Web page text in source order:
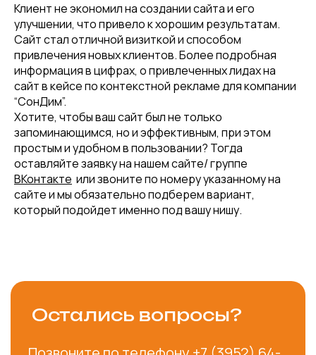
Клиент не экономил на создании сайта и его
улучшении, что привело к хорошим результатам.
Сайт стал отличной визиткой и способом
привлечения новых клиентов. Более подробная
информация в цифрах, о привлеченных лидах на
сайт в кейсе по контекстной рекламе для компании
“СонДим”.
Хотите, чтобы ваш сайт был не только
запоминающимся, но и эффективным, при этом
простым и удобном в пользовании? Тогда
оставляйте заявку на нашем сайте/ группе
ВКонтакте или звоните по номеру указанному на
сайте и мы обязательно подберем вариант,
который подойдет именно под вашу нишу.
Остались вопросы?